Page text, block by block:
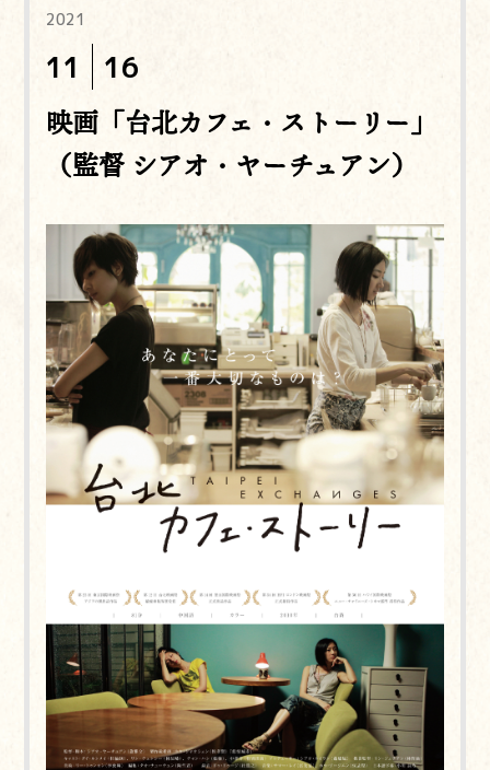
2021
11 16
映画「台北カフェ・ストーリー」
（監督 シアオ・ヤーチュアン）